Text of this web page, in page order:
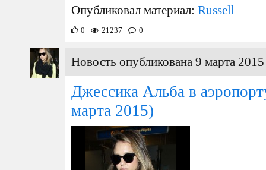
Опубликовал материал: Russell
0 21237 0
Новость опубликована 9 марта
Джессика Альба в
марта 2015)